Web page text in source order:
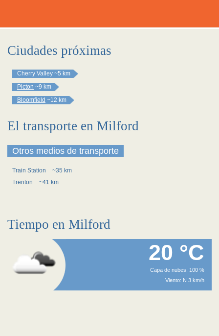
Ciudades próximas
Cherry Valley ~5 km
Picton ~9 km
Bloomfield ~12 km
El transporte en Milford
Otros medios de transporte
Train Station
~35 km
Trenton
~41 km
Tiempo en Milford
20 °C
Capa de nubes: 100 %
Viento: N 3 km/h